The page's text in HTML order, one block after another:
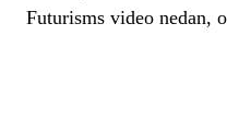
Futurisms video nedan,